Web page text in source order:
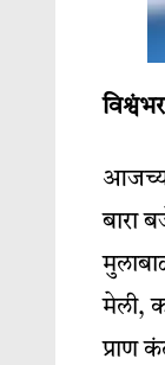
बारा
मेली,
प्राण